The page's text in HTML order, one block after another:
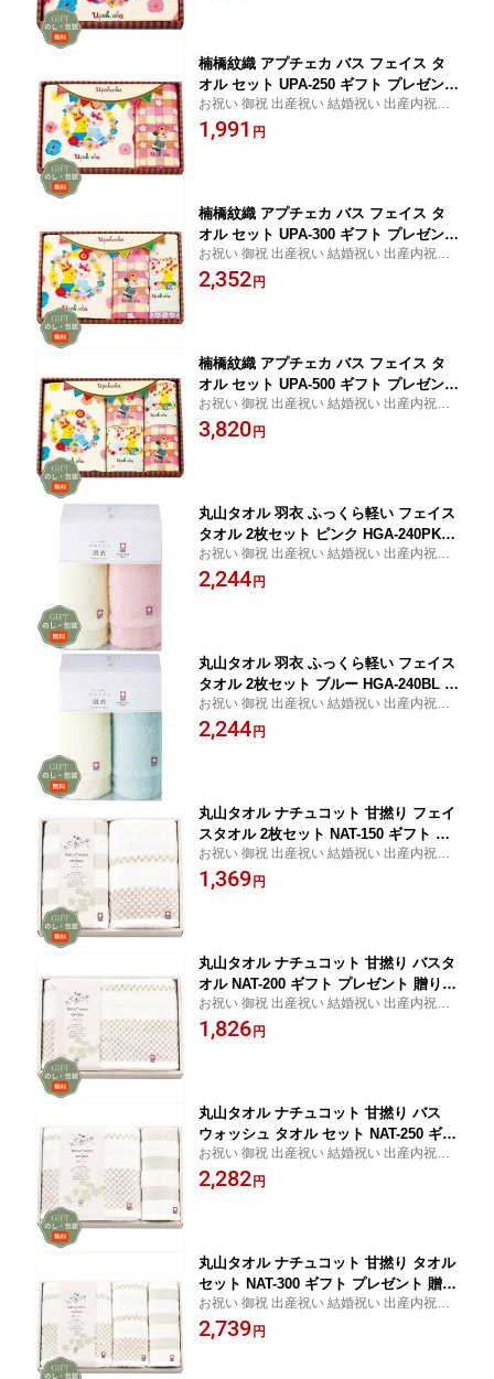
楠橋紋織 アプチェカ バス フェイス タ
オル セット UPA-250 ギフト プレゼント
贈り物 贈答 包装 熨斗 のし 無料 【Aギ
フト】
お祝い 御祝 出産祝い 結婚祝い 出産内祝い
結婚内祝い 内祝い お返し 出産 結婚 香典返
し ギフト プレゼント 御中元 お中元 御歳暮
1,991 円
楠橋紋織 アプチェカ バス フェイス タ
オル セット UPA-300 ギフト プレゼント
贈り物 贈答 包装 熨斗 のし 無料 【Aギ
フト】
お祝い 御祝 出産祝い 結婚祝い 出産内祝い
結婚内祝い 内祝い お返し 出産 結婚 香典返
し ギフト プレゼント 御中元 お中元 御歳暮
2,352円
楠橋紋織 アプチェカ バス フェイス タ
オル セット UPA-500 ギフト プレゼント
贈り物 贈答 包装 熨斗 のし 無料 【Aギ
フト】
お祝い 御祝 出産祝い 結婚祝い 出産内祝い
結婚内祝い 内祝い お返し 出産 結婚 香典返
し ギフト プレゼント 御中元 お中元 御歳暮
3,820円
丸山タオル 羽衣 ふっくら軽い フェイス
タオル 2枚セット ピンク HGA-240PK
ギフト プレゼント 贈り物 贈答 包装 熨
斗 のし 無料 【Aギフト】
お祝い 御祝 出産祝い 結婚祝い 出産内祝い
結婚内祝い 内祝い お返し 出産 結婚 香典返
し ギフト プレゼント 御中元 お中元 御歳暮
2,244円
丸山タオル 羽衣 ふっくら軽い フェイス
タオル 2枚セット ブルー HGA-240BL ギ
フト プレゼント 贈り物 贈答 包装 熨斗
のし 無料 【Aギフト】
お祝い 御祝 出産祝い 結婚祝い 出産内祝い
結婚内祝い 内祝い お返し 出産 結婚 香典返
し ギフト プレゼント 御中元 お中元 御歳暮
2,244円
丸山タオル ナチュコット 甘撚り フェイ
スタオル 2枚セット NAT-150 ギフト プ
レゼント 贈り物 贈答 包装 熨斗 のし 無
料 【Aギフト】
お祝い 御祝 出産祝い 結婚祝い 出産内祝い
結婚内祝い 内祝い お返し 出産 結婚 香典返
し ギフト プレゼント 御中元 お中元 御歳暮
1,369円
丸山タオル ナチュコット 甘撚り バスタ
オル NAT-200 ギフト プレゼント 贈り物
贈答 包装 熨斗 のし 無料 【Aギフト】
お祝い 御祝 出産祝い 結婚祝い 出産内祝い
結婚内祝い 内祝い お返し 出産 結婚 香典返
し ギフト プレゼント 御中元 お中元 御歳暮
1,826円
丸山タオル ナチュコット 甘撚り バス
ウォッシュ タオル セット NAT-250 ギフ
ト プレゼント 贈り物 贈答 包装 熨斗 の
し 無料 【Aギフト】
お祝い 御祝 出産祝い 結婚祝い 出産内祝い
結婚内祝い 内祝い お返し 出産 結婚 香典返
し ギフト プレゼント 御中元 お中元 御歳暮
2,282円
丸山タオル ナチュコット 甘撚り タオル
セット NAT-300 ギフト プレゼント 贈り
物 贈答 包装 熨斗 のし 無料 【Aギフ
ト】
お祝い 御祝 出産祝い 結婚祝い 出産内祝い
結婚内祝い 内祝い お返し 出産 結婚 香典返
し ギフト プレゼント 御中元 お中元 御歳暮
2,739円